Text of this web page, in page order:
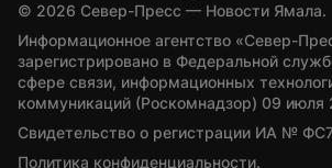
© 2026 Север-Пресс — Новости Ямала.
Информационное агентство «Север-
зарегистрировано в Федеральной
сфере связи, информационных
коммуникаций (Роскомнадзор) 09 июля
Свидетельство о регистрации ИА №
Политика конфиденциальности.